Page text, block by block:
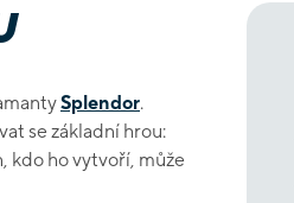
Splendor.
se základní hrou:
kdo ho vytvoří, může